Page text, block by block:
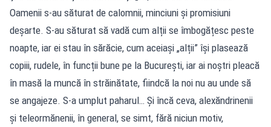
Oamenii s-au săturat de calomnii, minciuni și promisiuni
deșarte. S-au săturat să vadă cum alții se îmbogățesc peste
noapte, iar ei stau în sărăcie, cum aceiași „alții” își plasează
copiii, rudele, în funcții bune pe la București, iar ai noștri pleacă
în masă la muncă în străinătate, fiindcă la noi nu au unde să
se angajeze. S-a umplut paharul… Și încă ceva, alexăndrinenii
și teleormănenii, în general, se simt, fără niciun motiv,